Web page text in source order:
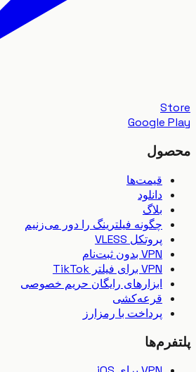
Google
قیمت‌ها
دانلود
بلاگ
چگونه فیلترینگ را دور می‌زنیم
پروتکل VLESS
VPN بدون ثبت‌نام
VPN برای فیلتر TikTok
ابزارهای رایگان حریم خصوصی
قرعه‌کشی
پرداخت با رمزارز